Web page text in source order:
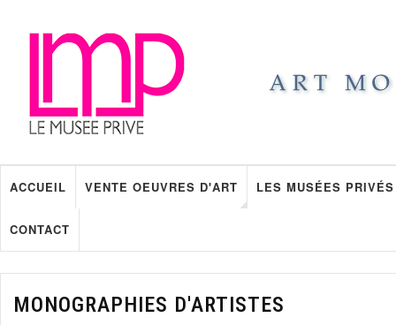
ACCUEIL VENTE OEUVRES D'ART LES MUSÉES PRIVÉS
CONTACT
MONOGRAPHIES D'ARTISTES